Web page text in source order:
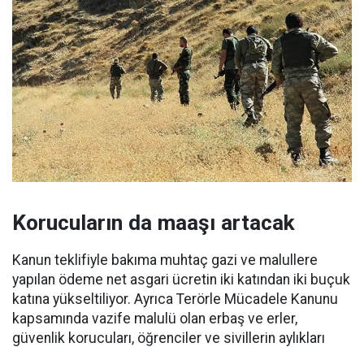
Korucuların da maaşı artacak
Kanun teklifiyle bakıma muhtaç gazi ve malullere
yapılan ödeme net asgari ücretin iki katından iki buçuk
katına yükseltiliyor. Ayrıca Terörle Mücadele Kanunu
kapsamında vazife malulü olan erbaş ve erler,
güvenlik korucuları, öğrenciler ve sivillerin aylıkları